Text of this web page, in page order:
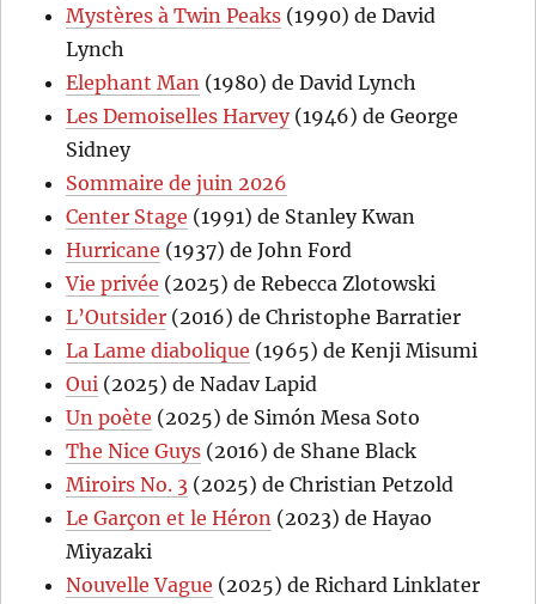
Mystères à Twin Peaks (1990) de David
Lynch
Elephant Man (1980) de David Lynch
Les Demoiselles Harvey(1946) de George
Sidney
Sommaire de juin 2026
Center Stage (1991) de Stanley Kwan
Hurricane (1937) de John Ford
Vie privée (2025) de Rebecca Zlotowski
L’Outsider (2016) de Christophe Barratier
La Lame diabolique (1965) de Kenji Misumi
Oui (2025) de Nadav Lapid
Un poète (2025) de Simón Mesa Soto
The Nice Guys (2016) de Shane Black
Miroirs No. 3 (2025) de Christian Petzold
Le Garçon et le Héron (2023) de Hayao
Miyazaki
Nouvelle Vague (2025) de Richard Linklater